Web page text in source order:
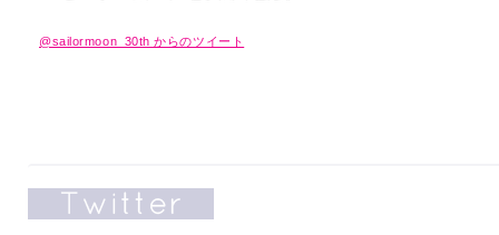
@sailormoon_30th からのツイート